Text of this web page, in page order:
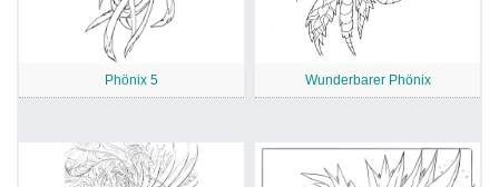
Phönix 5 Wunderbarer Phönix